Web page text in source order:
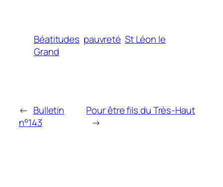
Béatitudes pauvreté St Léon le
Grand
← Bulletin
n°143
Pour être fils du Très-Haut
→